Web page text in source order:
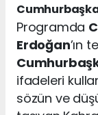
Programda
Erdoğan’ın
ifadeleri
sözün ve